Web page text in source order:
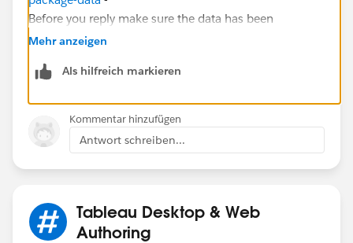
Before you reply make sure the data has been
extracted from any live D/B and the file is in a TWBX
Mehr anzeigen
Als hilfreich markieren
Kommentar hinzufügen
Antwort schreiben...
Tableau Desktop & Web
Authoring